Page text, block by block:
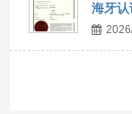
海牙认